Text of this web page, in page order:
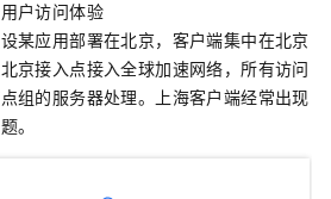
户访问体验
某应用部署在北京，客户端集中在北京
京接入点接入全球加速网络，所有访问
组的服务器处理。上海客户端经常出现
。